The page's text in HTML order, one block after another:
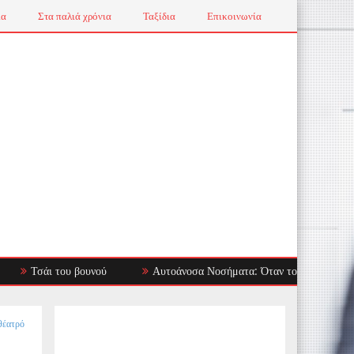
Στα παλιά χρόνια Ταξίδια Επικοινωνία
βουνού Αυτοάνοσα Νοσήματα: Όταν το Ανοσοποιητικό